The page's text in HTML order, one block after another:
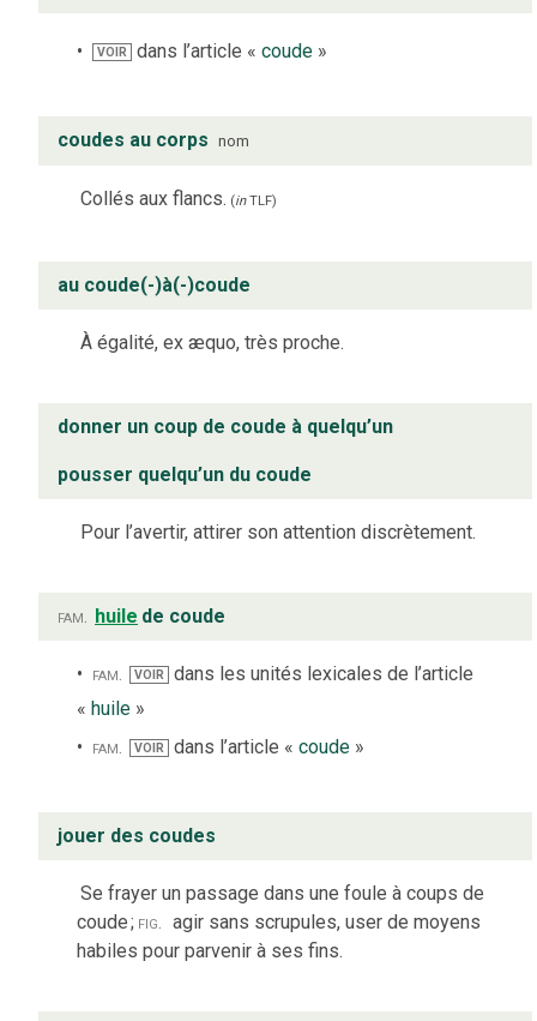
VOIR dans l’article «coude »
coudes au corps nom
Collés aux flancs. (inTLF)
au coude(-)à(-)coude
À égalité, ex æquo, très proche.
donner un coup de coude à quelqu’un
pousser quelqu’un du coude
Pour l’avertir, attirer son attention discrètement.
fam. huile de coude
fam. VOIR dans les unités lexicales de l’article
« huile »
fam.
VOIR dans l’article « coude»
jouer des coudes
Se frayer un passage dans une foule à coups de
coude; fig.
agir sans scrupules, user de moyens
habiles pour parvenir à ses fins.